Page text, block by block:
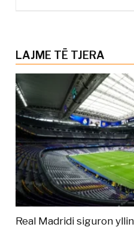
LAJME TË TJERA
Real Madridi siguron